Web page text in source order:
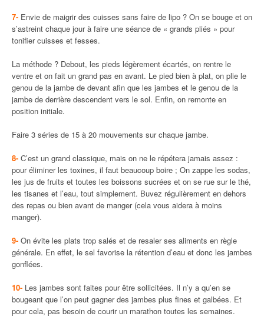
7- Envie de maigrir des cuisses sans faire de lipo ? On se bouge et on
s’astreint chaque jour à faire une séance de « grands pliés » pour
tonifier cuisses et fesses.
La méthode ? Debout, les pieds légèrement écartés, on rentre le
ventre et on fait un grand pas en avant. Le pied bien à plat, on plie le
genou de la jambe de devant afin que les jambes et le genou de la
jambe de derrière descendent vers le sol. Enfin, on remonte en
position initiale.
Faire 3 séries de 15 à 20 mouvements sur chaque jambe.
8- C’est un grand classique, mais on ne le répétera jamais assez :
pour éliminer les toxines, il faut beaucoup boire ; On zappe les sodas,
les jus de fruits et toutes les boissons sucrées et on se rue sur le thé,
les tisanes et l’eau, tout simplement. Buvez régulièrement en dehors
des repas ou bien avant de manger (cela vous aidera à moins
manger).
9- On évite les plats trop salés et de resaler ses aliments en règle
générale. En effet, le sel favorise la rétention d’eau et donc les jambes
gonflées.
10- Les jambes sont faites pour être sollicitées. Il n’y a qu’en se
bougeant que l’on peut gagner des jambes plus fines et galbées. Et
pour cela, pas besoin de courir un marathon toutes les semaines.